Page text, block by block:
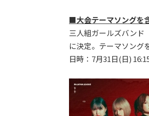
■大会テーマソングを
三人組ガールズバンド
に決定。テーマソング
日時：7月31日(日)